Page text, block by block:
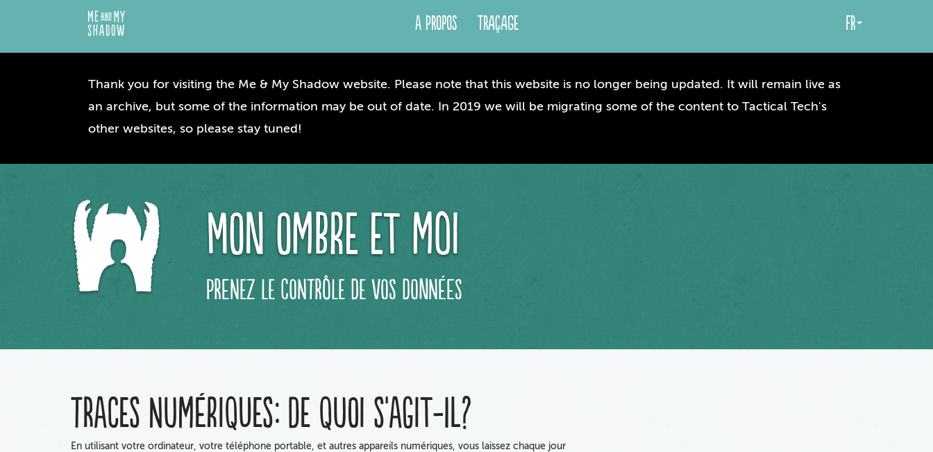
Thank you for visiting the Me & My Shadow website. Please note that this website is no longer being updated. It will remain live as
an archive, but some of the information may be out of date. In 2019 we will be migrating some of the content to Tactical Tech's
other websites, so please stay tuned!
A propos Traçage fr
Mon ombre et moi
Prenez le contrôle de vos données
Traces numériques: de quoi s'agit-il?
En utilisant votre ordinateur, votre téléphone portable, et autres appareils numériques, vous laissez chaque jour